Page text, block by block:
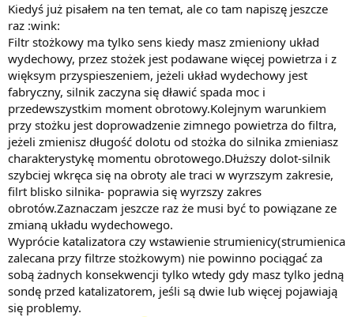
Kiedyś już pisałem na ten temat, ale co tam napiszę jeszcze
raz :wink:
Filtr stożkowy ma tylko sens kiedy masz zmieniony układ
wydechowy, przez stożek jest podawane więcej powietrza i z
więksym przyspieszeniem, jeżeli układ wydechowy jest
fabryczny, silnik zaczyna się dławić spada moc i
przedewszystkim moment obrotowy.Kolejnym warunkiem
przy stożku jest doprowadzenie zimnego powietrza do filtra,
jeżeli zmienisz długość dolotu od stożka do silnika zmieniasz
charakterystykę momentu obrotowego.Dłuższy dolot-silnik
szybciej wkręca się na obroty ale traci w wyrzszym zakresie,
filrt blisko silnika- poprawia się wyrzszy zakres
obrotów.Zaznaczam jeszcze raz że musi być to powiązane ze
zmianą układu wydechowego.
Wyprócie katalizatora czy wstawienie strumienicy(strumienica
zalecana przy filtrze stożkowym) nie powinno pociągać za
sobą żadnych konsekwencji tylko wtedy gdy masz tylko jedną
sondę przed katalizatorem, jeśli są dwie lub więcej pojawiają
się problemy.